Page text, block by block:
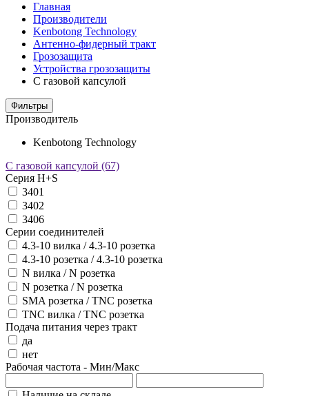
Главная
Производители
Kenbotong Technology
Антенно-фидерный тракт
Грозозащита
Устройства грозозащиты
С газовой капсулой
Фильтры
Производитель
Kenbotong Technology
С газовой капсулой (67)
Серия H+S
3401
3402
3406
Серии соединителей
4.3-10 вилка / 4.3-10 розетка
4.3-10 розетка / 4.3-10 розетка
N вилка / N розетка
N розетка / N розетка
SMA розетка / TNC розетка
TNC вилка / TNC розетка
Подача питания через тракт
да
нет
Рабочая частота - Мин/Макс